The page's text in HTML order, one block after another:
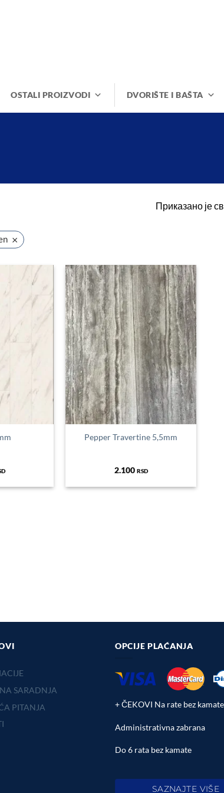
OSTALI PROIZVODI DVORIŠTE I BAŠTA
Приказано је
×
Pepper Travertine 5,5mm
2.100 RSD
SARADNJA
PITANJA
OPCIJE PLAĆANJA
+ ČEKOVI Na rate bez
Administrativna zabrana
Do 6 rata bez kamate
SAZNAJTE VIŠE